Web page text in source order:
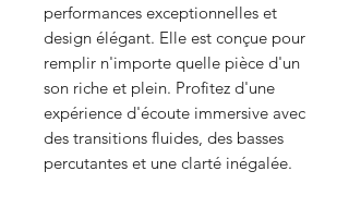
performances exceptionnelles et
design élégant. Elle est conçue pour
remplir n'importe quelle pièce d'un
son riche et plein. Profitez d'une
expérience d'écoute immersive avec
des transitions fluides, des basses
percutantes et une clarté inégalée.